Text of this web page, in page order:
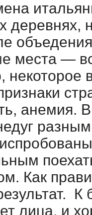
деревнях,
места —
некоторое
анемия.
Как
лица, и